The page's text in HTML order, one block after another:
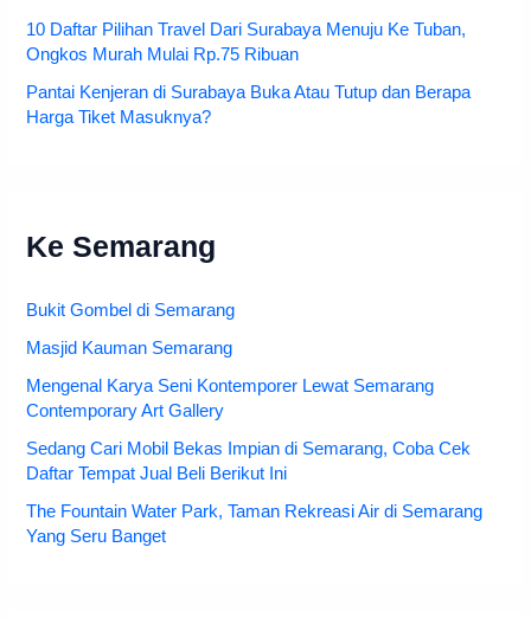
10 Daftar Pilihan Travel Dari Surabaya Menuju Ke Tuban,
Ongkos Murah Mulai Rp.75 Ribuan
Pantai Kenjeran di Surabaya Buka Atau Tutup dan Berapa
Harga Tiket Masuknya?
Ke Semarang
Bukit Gombel di Semarang
Masjid Kauman Semarang
Mengenal Karya Seni Kontemporer Lewat Semarang
Contemporary Art Gallery
Sedang Cari Mobil Bekas Impian di Semarang, Coba Cek
Daftar Tempat Jual Beli Berikut Ini
The Fountain Water Park, Taman Rekreasi Air di Semarang
Yang Seru Banget